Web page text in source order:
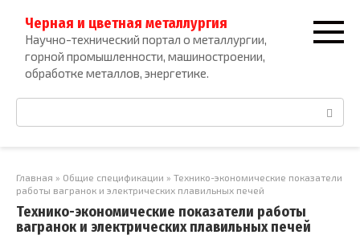
контенту
Черная и цветная металлургия
Научно-технический портал о металлургии,
горной промышленности, машиностроении,
обработке металлов, энергетике.
Поиск:
Главная » Общие спецификации » Технико-экономические показатели
работы вагранок и электрических плавильных печей
Технико-экономические показатели работы
вагранок и электрических плавильных печей